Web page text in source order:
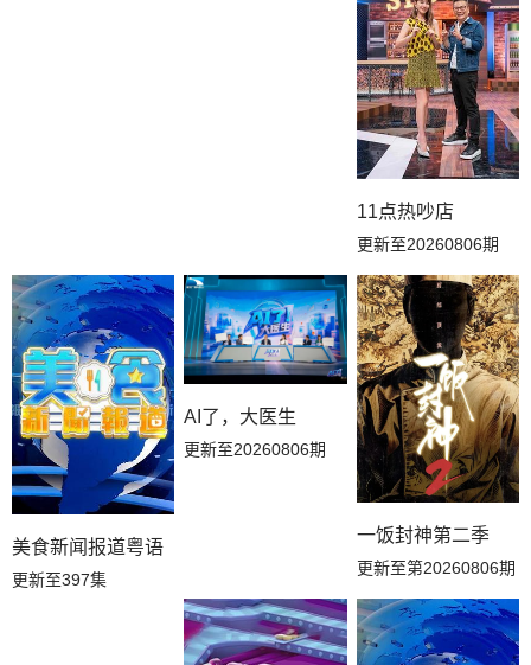
20260710居民采访
20260708上
20260703万事屋特别加更20260702副本加更
20260624副本加更
20260621花絮 20260619万事屋加更 20260619居民采访
20260618副本存档中 20260618下 20260617上
20260616解锁中加更 20260614花絮 20260612居民采访
20260612万事屋 20260611下
20260610上 20260607花絮
20260607补给站加更 20260605万事屋
11点热吵店
更新至20260806期
美食新闻报道粤语
更新至397集
AI了，大医生
更新至20260806期
一饭封神第二季
更新至第20260806期